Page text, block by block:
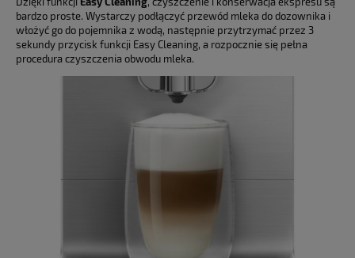
bardzo proste. Wystarczy podłączyć przewód mleka do dozownika i
włożyć go do pojemnika z wodą, następnie przytrzymać przez 3
sekundy przycisk funkcji Easy Cleaning, a rozpocznie się pełna
procedura czyszczenia obwodu mleka.